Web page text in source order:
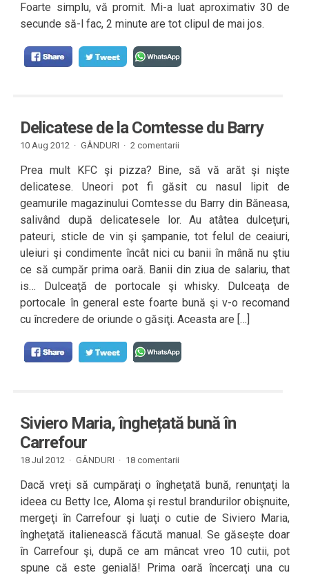
Foarte simplu, vă promit. Mi-a luat aproximativ 30 de
secunde să-l fac, 2 minute are tot clipul de mai jos.
Delicatese de la Comtesse du Barry
10 Aug 2012 · GÂNDURI · 2 comentarii
Prea mult KFC şi pizza? Bine, să vă arăt şi nişte
delicatese. Uneori pot fi găsit cu nasul lipit de
geamurile magazinului Comtesse du Barry din Băneasa,
salivând după delicatesele lor. Au atâtea dulceţuri,
pateuri, sticle de vin şi şampanie, tot felul de ceaiuri,
uleiuri şi condimente încât nici cu banii în mână nu ştiu
ce să cumpăr prima oară. Banii din ziua de salariu, that
is… Dulceaţă de portocale şi whisky. Dulceaţa de
portocale în general este foarte bună şi v-o recomand
cu încredere de oriunde o găsiţi. Aceasta are […]
Siviero Maria, înghețată bună în
Carrefour
18 Jul 2012 · GÂNDURI · 18 comentarii
Dacă vreţi să cumpăraţi o îngheţată bună, renunţaţi la
ideea cu Betty Ice, Aloma şi restul brandurilor obişnuite,
mergeţi în Carrefour şi luaţi o cutie de Siviero Maria,
îngheţată italienească făcută manual. Se găseşte doar
în Carrefour şi, după ce am mâncat vreo 10 cutii, pot
spune că este genială! Prima oară încercaţi una cu